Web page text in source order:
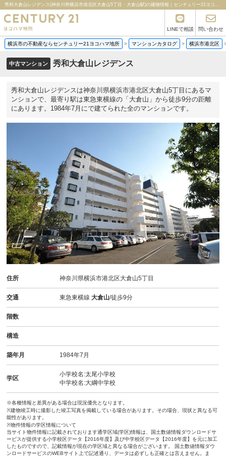
秀和大倉山レジデンス(神奈川県横浜市港北区大倉山5丁目・大倉山駅)の建物情報｜センチュリー21ヨコハマ地所
LINEで相談 問い合わせ
横浜市の不動産ならセンチュリー21ヨコハマ地所 > マンションカタログ > 横浜市港北区
中古マンション 秀和大倉山レジデンス
秀和大倉山レジデンスは神奈川県横浜市港北区大倉山5丁目にあるマ
ンションで、最寄り駅は東急東横線の「大倉山」から徒歩9分の距離
にあります。1984年7月にで建てられた全のマンションです。
住所 神奈川県横浜市港北区大倉山5丁目
交通 東急東横線大倉山/徒歩9分
階数
構造
築年月 1984年7月
学区
小学校名:太尾小学校
中学校名:大綱中学校
※各種情報と差異がある場合は現況優先となります。
※建物竣工時に撮影した竣工写真を掲載している場合があります。その場合、現状と異なる可
能性があります。
※物件情報の学区情報について
当サイト物件情報に記載されております通学区域(学区)情報は、国土数値情報ダウンロードサ
ービスが提供する小学校区データ【2016年度】及び中学校区データ【2016年度】を元に加工
したものですので、記載情報が現在の学区域と異なる場合がございます。 国土数値情報ダウ
ンロードサービスのWEBサイト上で記述通り、データは必ずしも正確とは言えません。ま